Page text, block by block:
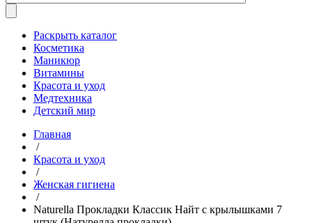
Раскрыть каталог
Косметика
Маникюр
Витамины
Красота и уход
Медтехника
Детский мир
Главная
/
Красота и уход
/
Женская гигиена
/
Naturella Прокладки Классик Найт с крылышками 7